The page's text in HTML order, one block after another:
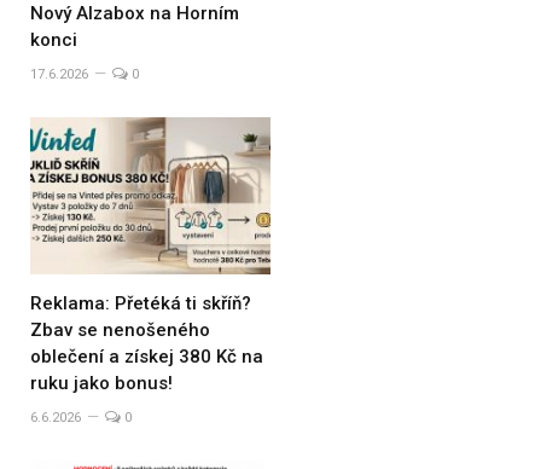
Nový Alzabox na Horním
konci
17.6.2026 0
Reklama: Přetéká ti skříň?
Zbav se nenošeného
oblečení a získej 380 Kč na
ruku jako bonus!
6.6.2026 0